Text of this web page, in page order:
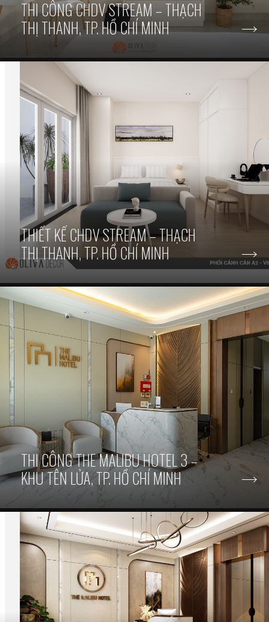
THI CÔNG CHDV STREAM – THẠCH
THỊ THANH, TP. HỒ CHÍ MINH
THIẾT KẾ CHDV STREAM – THẠCH
THỊ THANH, TP. HỒ CHÍ MINH
THI CÔNG THE MALIBU HOTEL 3 –
KHU TÊN LỬA, TP. HỒ CHÍ MINH